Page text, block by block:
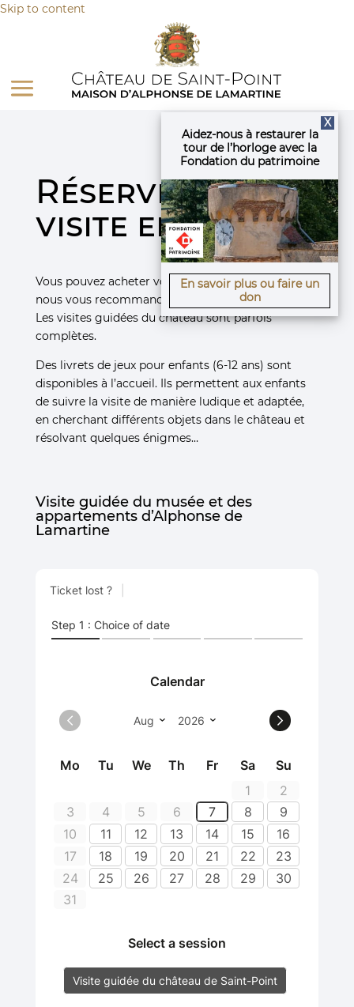
Panneau de gestion des cookies
Skip to content
X
Aidez-nous à restaurer la
tour de l’horloge avec la
Fondation du patrimoine
En savoir plus ou faire un
don
Réservez votre
visite en ligne
Vous pouvez acheter vos billets sur place, mais
nous vous recommandons de réserver en ligne.
Les visites guidées du château sont parfois
complètes.
Des livrets de jeux pour enfants (6-12 ans) sont
disponibles à l’accueil. Ils permettent aux enfants
de suivre la visite de manière ludique et adaptée,
en cherchant différents objets dans le château et
résolvant quelques énigmes…
Visite guidée du musée et des
appartements d’Alphonse de
Lamartine